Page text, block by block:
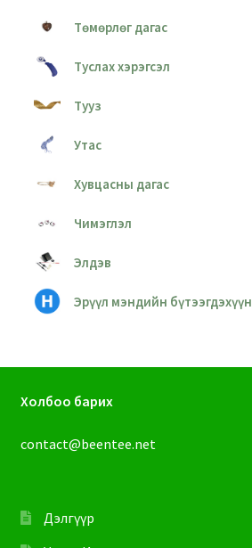
Төмөрлөг дагас
Туслах хэрэгсэл
Тууз
Утас
Хувцасны дагас
Чимэглэл
Элдэв
Эрүүл мэндийн бүтээгдэхүүн
Холбоо барих
contact@beentee.net
Дэлгүүр